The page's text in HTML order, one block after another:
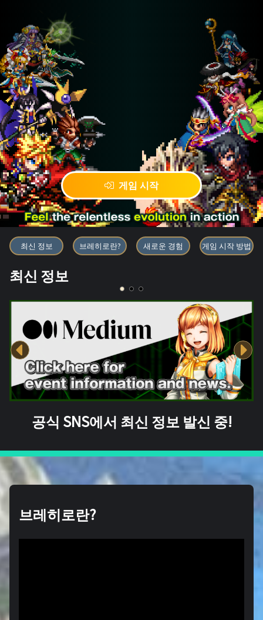
게임 시작
블록체인 게임 「BRAVE
최신 정보 브레히로란? 새로운 경험 게임 시작 방법
최신 정보
공식 SNS에서 최신 정보 발신 중!
브레히로란?